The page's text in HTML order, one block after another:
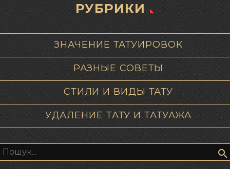
РУБРИКИ
ЗНАЧЕНИЕ ТАТУИРОВОК
РАЗНЫЕ СОВЕТЫ
СТИЛИ И ВИДЫ ТАТУ
УДАЛЕНИЕ ТАТУ И ТАТУАЖА